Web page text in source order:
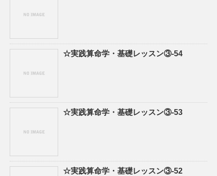
☆実践算命学・基礎レッスン③-54
☆実践算命学・基礎レッスン③-53
☆実践算命学・基礎レッスン③-52